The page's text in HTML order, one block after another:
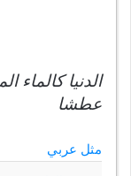
الدنيا كالماء
عطشا
مثل عربي